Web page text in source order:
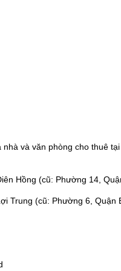
và văn phòng cho thuê
Hồng (cũ: Phường 14,
Trung (cũ: Phường 6, Quận